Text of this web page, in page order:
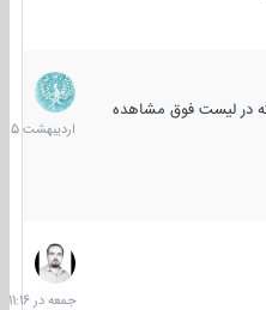
لیست فوق مشاهده
27
1405
جمعه
در
11:16